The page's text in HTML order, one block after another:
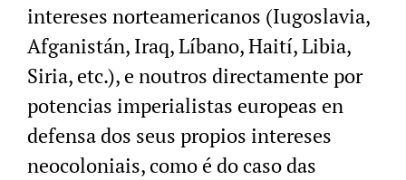
intereses norteamericanos (Iugoslavia,
Afganistán, Iraq, Líbano, Haití, Libia,
Siria, etc.), e noutros directamente por
potencias imperialistas europeas en
defensa dos seus propios intereses
neocoloniais, como é do caso das